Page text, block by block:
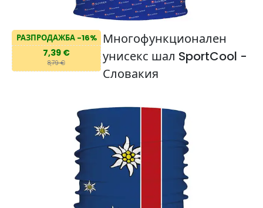
РАЗПРОДАЖБА -16%
7,39 €
8,79 €
Многофункционален
унисекс шал SportCool -
Словакия